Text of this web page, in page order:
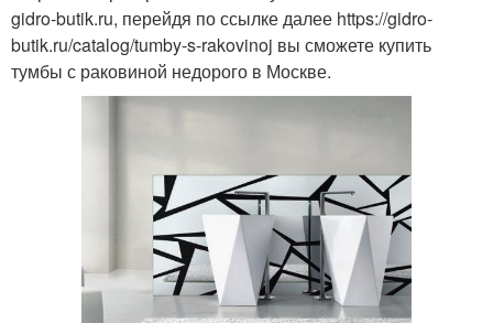
gidro-butik.ru, перейдя по ссылке далее https://gidro-
butik.ru/catalog/tumby-s-rakovinoj вы сможете купить
тумбы с раковиной недорого в Москве.